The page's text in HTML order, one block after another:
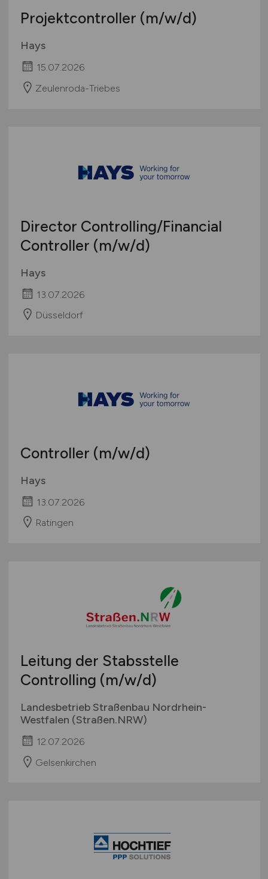
Projektcontroller (m/w/d)
Hays
15.07.2026
Zeulenroda-Triebes
Director Controlling/Financial
Controller (m/w/d)
Hays
13.07.2026
Düsseldorf
Controller (m/w/d)
Hays
13.07.2026
Ratingen
Leitung der Stabsstelle
Controlling (m/w/d)
Landesbetrieb Straßenbau Nordrhein-
Westfalen (Straßen.NRW)
12.07.2026
Gelsenkirchen